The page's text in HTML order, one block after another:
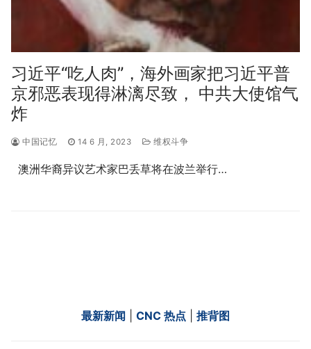
习近平“吃人肉”，海外画家把习近平普
京邪恶表现得淋漓尽致， 中共大使馆气
炸
中国记忆 14 6 月, 2023 维权斗争
澳洲华裔异议艺术家巴丢草将在波兰举行…
最新新闻 CNC 热点 推背图